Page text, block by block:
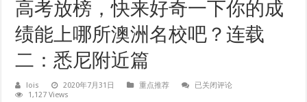
高考放榜，快来好奇一下你的成
绩能上哪所澳洲名校吧？连载
二：悉尼附近篇
lois 2020年7月31日 重点推荐
高
已关闭评论
1,127 Views